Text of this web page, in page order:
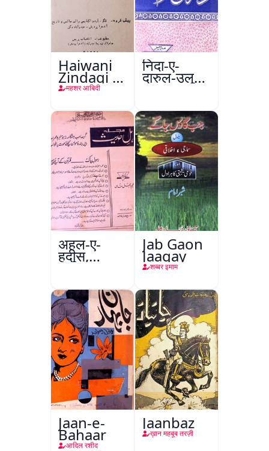
Haiwani
Zindagi ki
Dilchasp
महशर आबिदी
निदा-ए-
दारुल-उलूम
वक्फ
अहल-ए-
हदीस,
फ़रीदाबाद
Jab Gaon
Jaagay
शब्बर इमाम
Jaan-e-
Bahaar
आदिल रशीद
Jaanbaz
ख़ान महबूब तरज़ी